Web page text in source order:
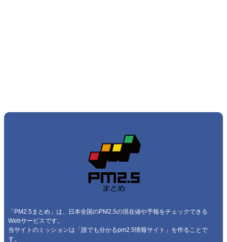
「PM2.5まとめ」は、日本全国のPM2.5の現在値や予報をチェックできる
Webサービスです。
当サイトのミッションは「誰でも分かるpm2.5情報サイト」を作ることで
す。